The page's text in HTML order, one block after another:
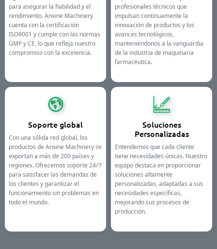
para asegurar la fiabilidad y el
rendimiento. Anxine Machinery
cuenta con la certificación
ISO9001 y cumple con las normas
GMP y CE, lo que refleja nuestro
compromiso con la excelencia.
profesionales técnicos que
impulsan continuamente la
innovación de productos y los
avances tecnológicos,
manteniéndonos a la vanguardia
de la industria de maquinaria
farmacéutica.
Soporte global
Con una sólida red global, los
productos de Anxine Machinery se
exportan a más de 200 países y
regiones. Ofrecemos soporte 24/7
para satisfacer las demandas de
los clientes y garantizar el
funcionamiento sin problemas en
todo el mundo.
Soluciones
Personalizadas
Entendemos que cada cliente
tiene necesidades únicas. Nuestro
equipo destaca en proporcionar
soluciones altamente
personalizadas, adaptadas a sus
necesidades específicas,
mejorando sus procesos de
producción.